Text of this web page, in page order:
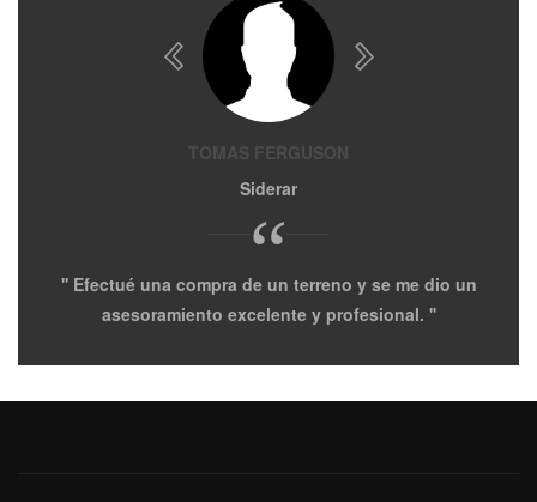
TOMAS FERGUSON
Siderar
“
Efectué una compra de un terreno y se me dio un
asesoramiento excelente y profesional.